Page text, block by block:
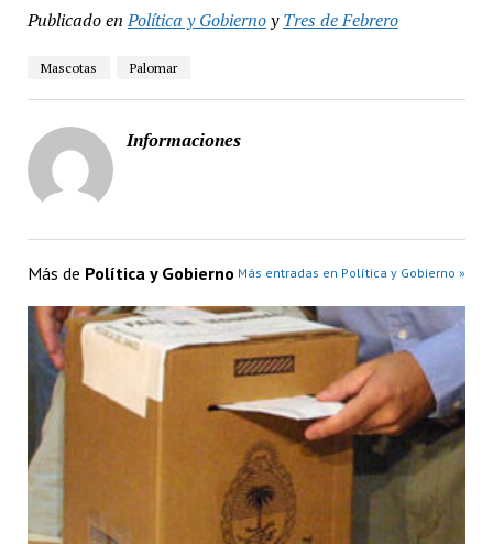
Publicado en Política y GobiernoyTres de Febrero
Mascotas Palomar
Informaciones
Más de Política y Gobierno Más entradas en Política y Gobierno »